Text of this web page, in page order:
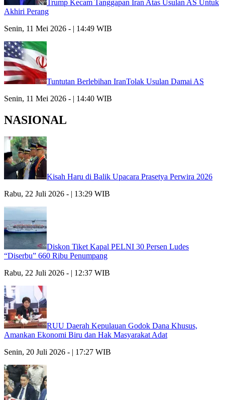
Trump Kecam Tanggapan Iran Atas Usulan AS Untuk
Akhiri Perang
Senin, 11 Mei 2026 - | 14:49 WIB
Tuntutan Berlebihan IranTolak Usulan Damai AS
Senin, 11 Mei 2026 - | 14:40 WIB
NASIONAL
Kisah Haru di Balik Upacara Prasetya Perwira 2026
Rabu, 22 Juli 2026 - | 13:29 WIB
Diskon Tiket Kapal PELNI 30 Persen Ludes
“Diserbu” 660 Ribu Penumpang
Rabu, 22 Juli 2026 - | 12:37 WIB
RUU Daerah Kepulauan Godok Dana Khusus,
Amankan Ekonomi Biru dan Hak Masyarakat Adat
Senin, 20 Juli 2026 - | 17:27 WIB